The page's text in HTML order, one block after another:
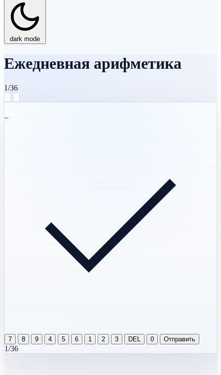
dark mode
Ежедневная арифметика
1/36
7 8 9 4 5 6 1 2 3 DEL 0 Отправить
1/36